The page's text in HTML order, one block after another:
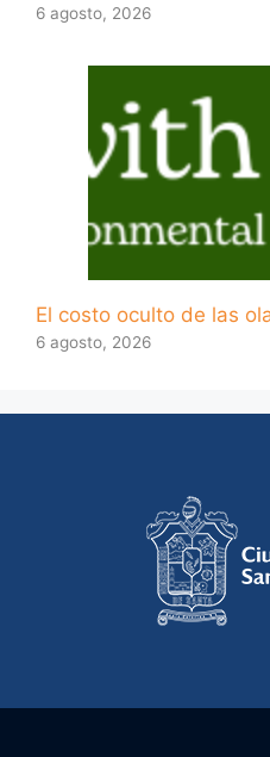
6 agosto, 2026
El costo oculto de las
6 agosto, 2026